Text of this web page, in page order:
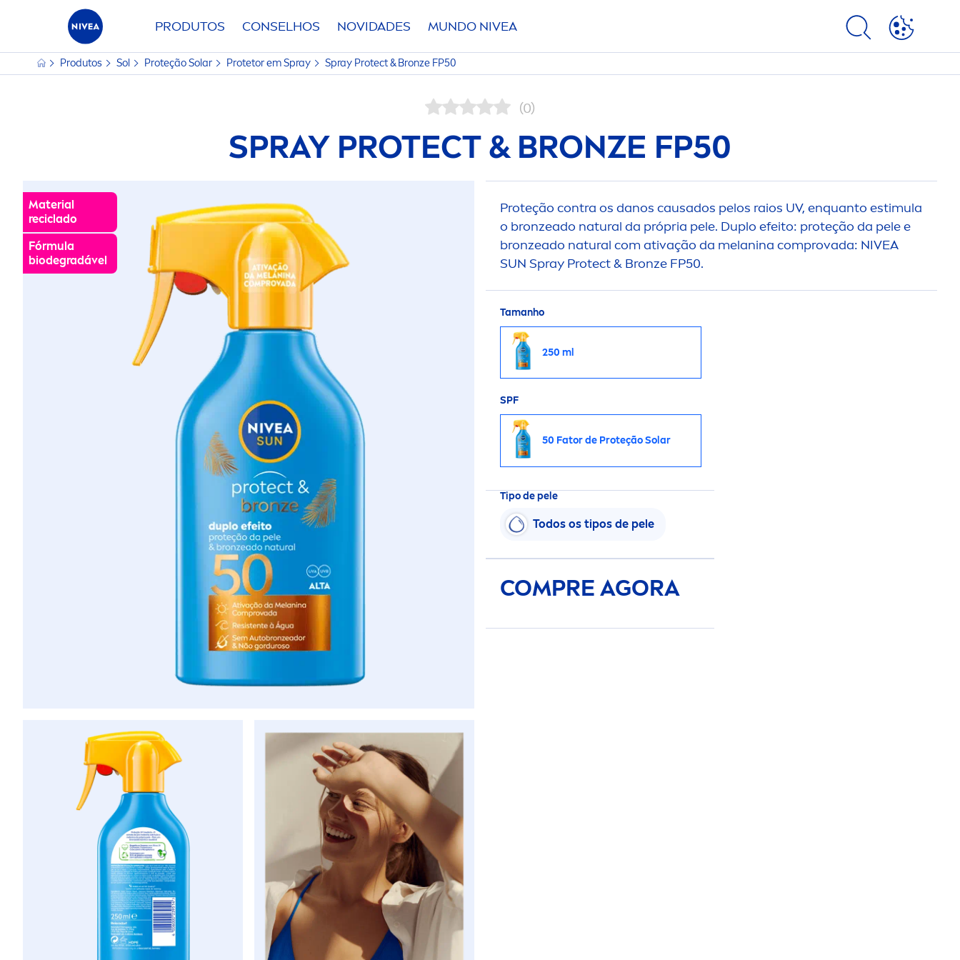
PRODUTOS CONSELHOS NOVIDADES MUNDO NIVEA
Produtos Sol Proteção Solar Protetor em Spray Spray Protect& Bronze FP50
(0)
SPRAY PROTECT& BRONZE FP50
Material
reciclado
Fórmula
biodegradável
Proteção contra os danos causados pelos raios UV, enquanto estimula
o bronzeado natural da própria pele. Duplo efeito: proteção da pele e
bronzeado natural com ativação da melanina comprovada: NIVEA
SUN Spray Protect& Bronze FP50.
Tamanho
250 ml
SPF
50 Fator de Proteção Solar
Tipo de pele
Todos os tipos de pele
COMPRE AGORA